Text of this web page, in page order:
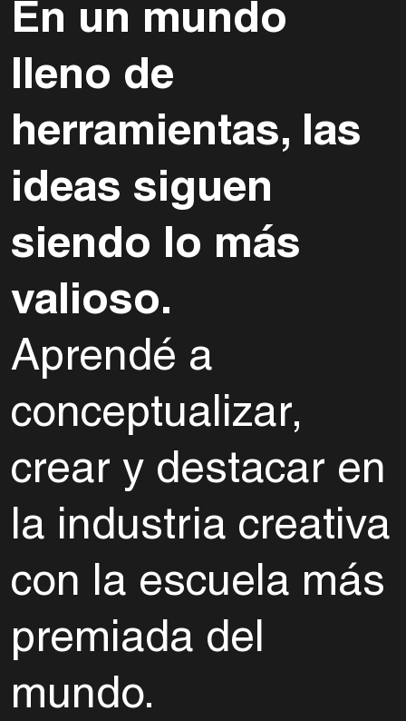
En un mundo
lleno de
herramientas, las
ideas siguen
siendo lo más
valioso.
Aprendé a
conceptualizar,
crear y destacar en
la industria creativa
con la escuela más
premiada del
mundo.